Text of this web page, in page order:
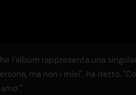
l'album rappresenta una
ma non i miei", ha detto.